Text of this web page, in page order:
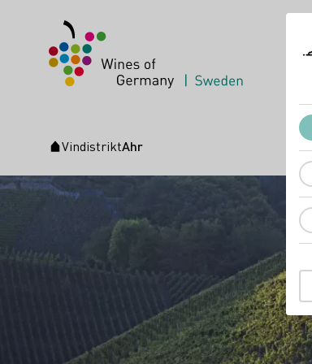
Startsida
VindistriktAhr